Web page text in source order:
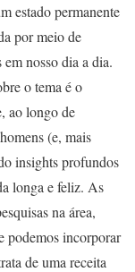
estado permanente
por meio de
nosso dia a dia.
o tema é o
ao longo de
(e, mais
insights profundos
longa e feliz. As
na área,
podemos incorporar
de uma receita